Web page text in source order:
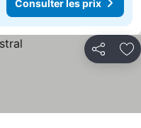
Consulter les prix
Partager